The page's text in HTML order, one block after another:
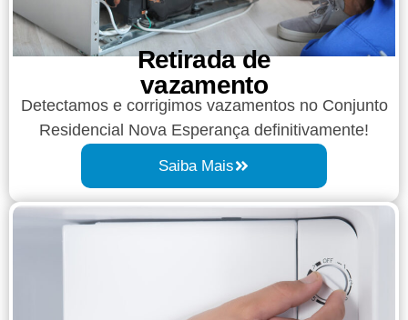
Retirada de
vazamento​​
Detectamos e corrigimos vazamentos no Conjunto
Residencial Nova Esperança definitivamente!
Saiba Mais